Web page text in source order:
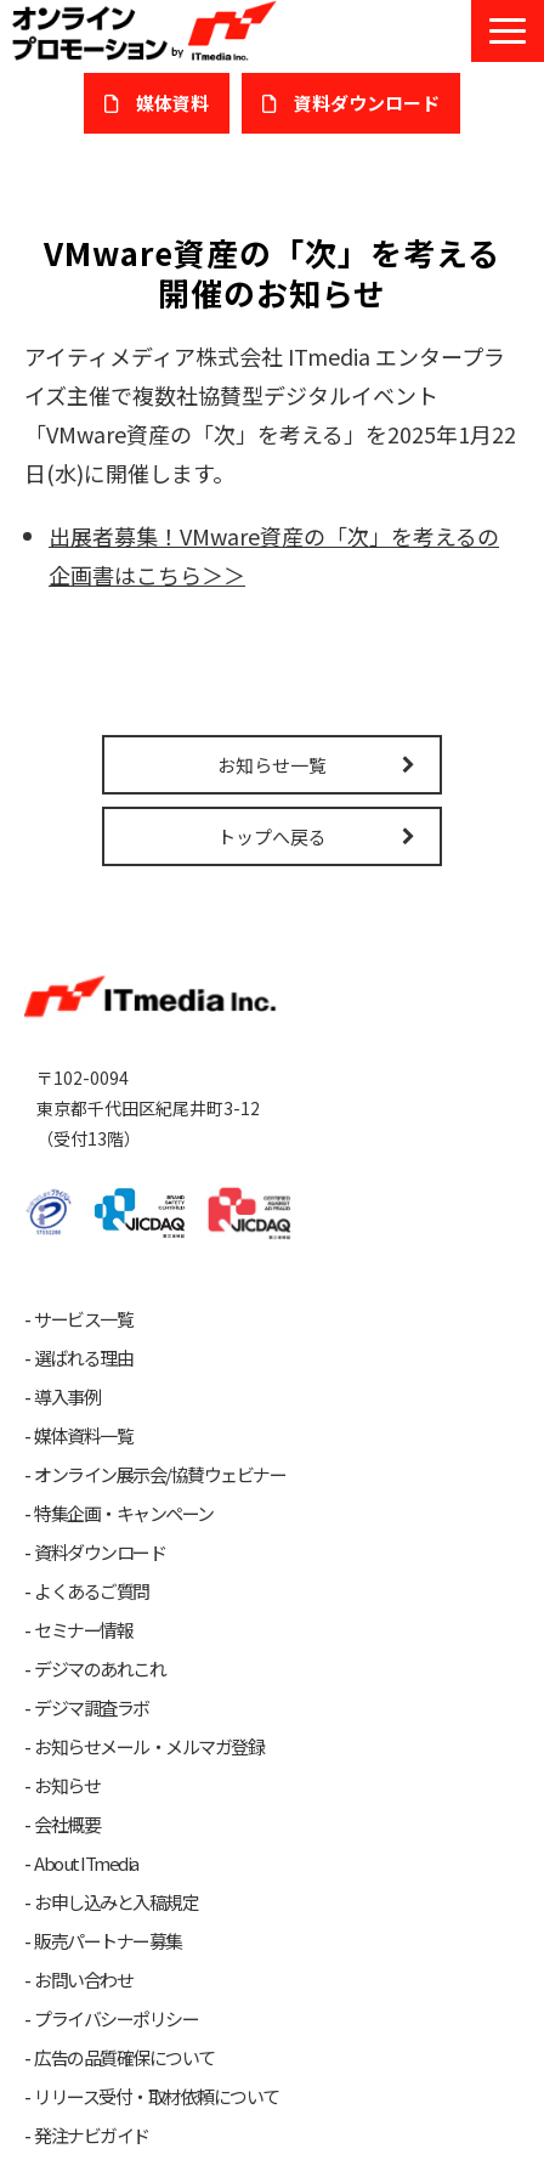
媒体資料 ​資料ダウンロード
私たちについて
サービスガイド/お役立ち資料
課題/ターゲット別で探す
オンライン展示会/協賛ウェビナー
販売パートナー募集
VMware資産の「次」を考える
開催のお知らせ
アイティメディア株式会社 ITmedia エンタープラ
イズ主催で複数社協賛型デジタルイベント
「VMware資産の「次」を考える」を2025年1月22
日(水)に開催します。
出展者募集！VMware資産の「次」を考えるの
企画書はこちら＞＞
お知らせ一覧
トップへ戻る
〒102-0094
東京都千代田区紀尾井町3-12
（受付13階）
サービス一覧
選ばれる理由
導入事例
媒体資料一覧
オンライン展示会/協賛ウェビナー
特集企画・キャンペーン
資料ダウンロード
よくあるご質問
セミナー情報
デジマのあれこれ
デジマ調査ラボ
お知らせメール・メルマガ登録
お知らせ
会社概要
About ITmedia
お申し込みと入稿規定
販売パートナー募集
お問い合わせ
プライバシーポリシー
広告の品質確保について
リリース受付・取材依頼について
発注ナビガイド